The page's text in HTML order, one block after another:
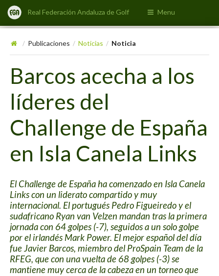
Real Federación Andaluza de Golf Menu
/ Publicaciones / Noticias / Noticia
Barcos acecha a los
líderes del
Challenge de España
en Isla Canela Links
El Challenge de España ha comenzado en Isla Canela
Links con un liderato compartido y muy
internacional. El portugués Pedro Figueiredo y el
sudafricano Ryan van Velzen mandan tras la primera
jornada con 64 golpes (-7), seguidos a un solo golpe
por el irlandés Mark Power. El mejor español del día
fue Javier Barcos, miembro del ProSpain Team de la
RFEG, que con una vuelta de 68 golpes (-3) se
mantiene muy cerca de la cabeza en un torneo que